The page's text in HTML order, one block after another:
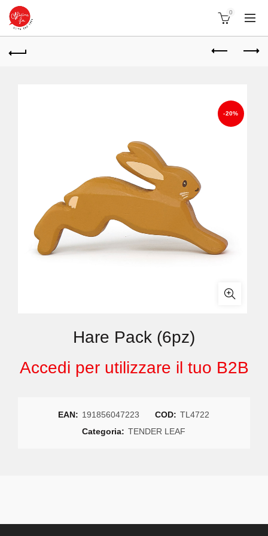
0
-20%
Hare Pack (6pz)
Accedi per utilizzare il tuo B2B
EAN: 191856047223 COD: TL4722
Categoria: TENDER LEAF